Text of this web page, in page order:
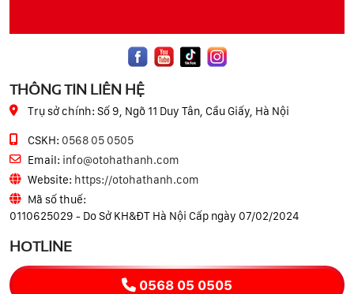
THÔNG TIN LIÊN HỆ
Trụ sở chính: Số 9, Ngõ 11 Duy Tân, Cầu Giấy, Hà Nội
CSKH: 0568 05 0505
Email: info@otohathanh.com
Website: https://otohathanh.com
Mã số thuế:
0110625029 - Do Sở KH&ĐT Hà Nội Cấp ngày 07/02/2024
HOTLINE
0568 05 0505